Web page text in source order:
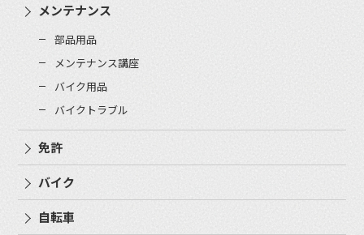
メンテナンス
部品用品
メンテナンス講座
バイク用品
バイクトラブル
免許
バイク
自転車